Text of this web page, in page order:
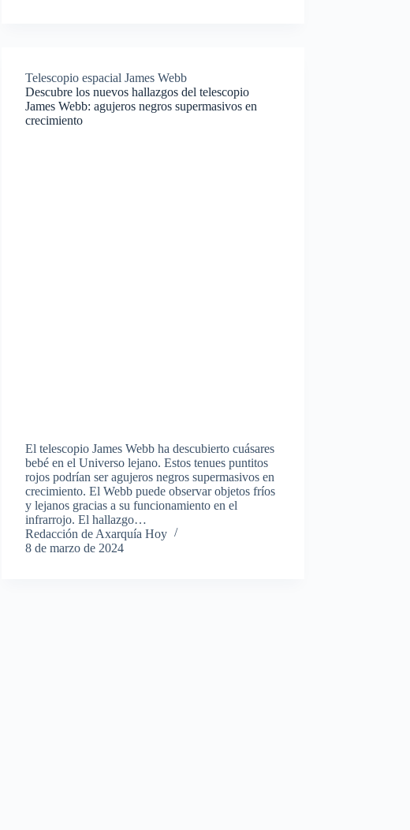
Telescopio espacial James Webb
Descubre los nuevos hallazgos del telescopio
James Webb: agujeros negros supermasivos en
crecimiento
El telescopio James Webb ha descubierto cuásares
bebé en el Universo lejano. Estos tenues puntitos
rojos podrían ser agujeros negros supermasivos en
crecimiento. El Webb puede observar objetos fríos
y lejanos gracias a su funcionamiento en el
infrarrojo. El hallazgo…
Redacción de Axarquía Hoy
8 de marzo de 2024